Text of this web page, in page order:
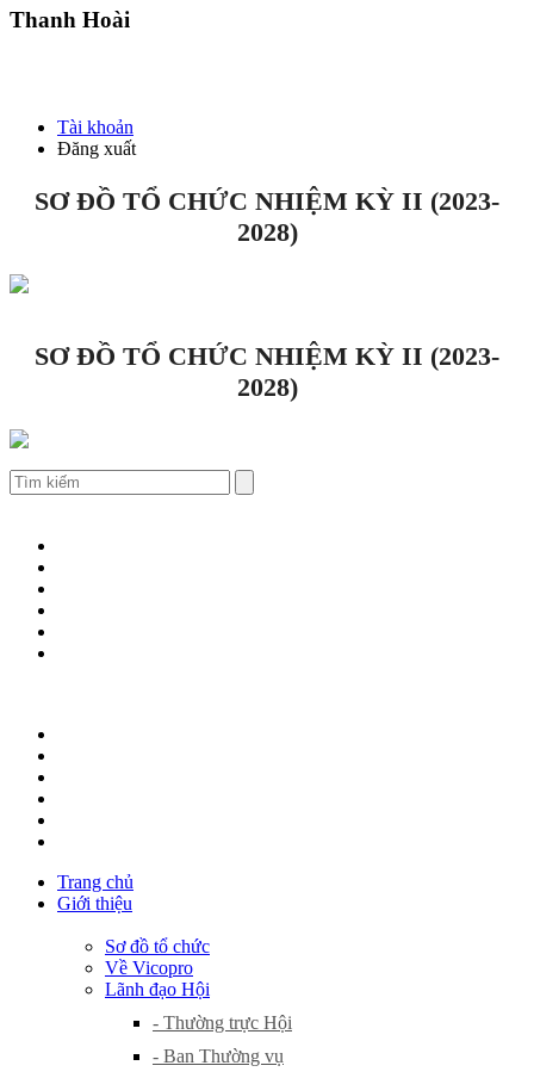
Thanh Hoài
Tài khoản
Đăng xuất
SƠ ĐỒ TỔ CHỨC NHIỆM KỲ II (2023-
2028)
SƠ ĐỒ TỔ CHỨC NHIỆM KỲ II (2023-
2028)
Trang chủ
Giới thiệu
Sơ đồ tổ chức
Về Vicopro
Lãnh đạo Hội
- Thường trực Hội
- Ban Thường vụ